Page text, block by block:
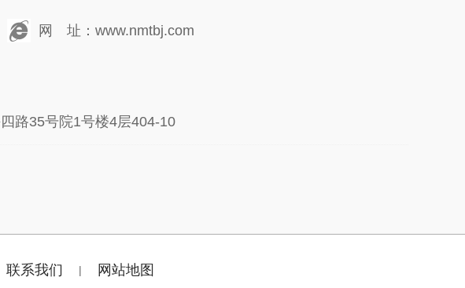
网 址：www.nmtbj.com
路35号院1号楼4层404-10
联系我们 | 网站地图